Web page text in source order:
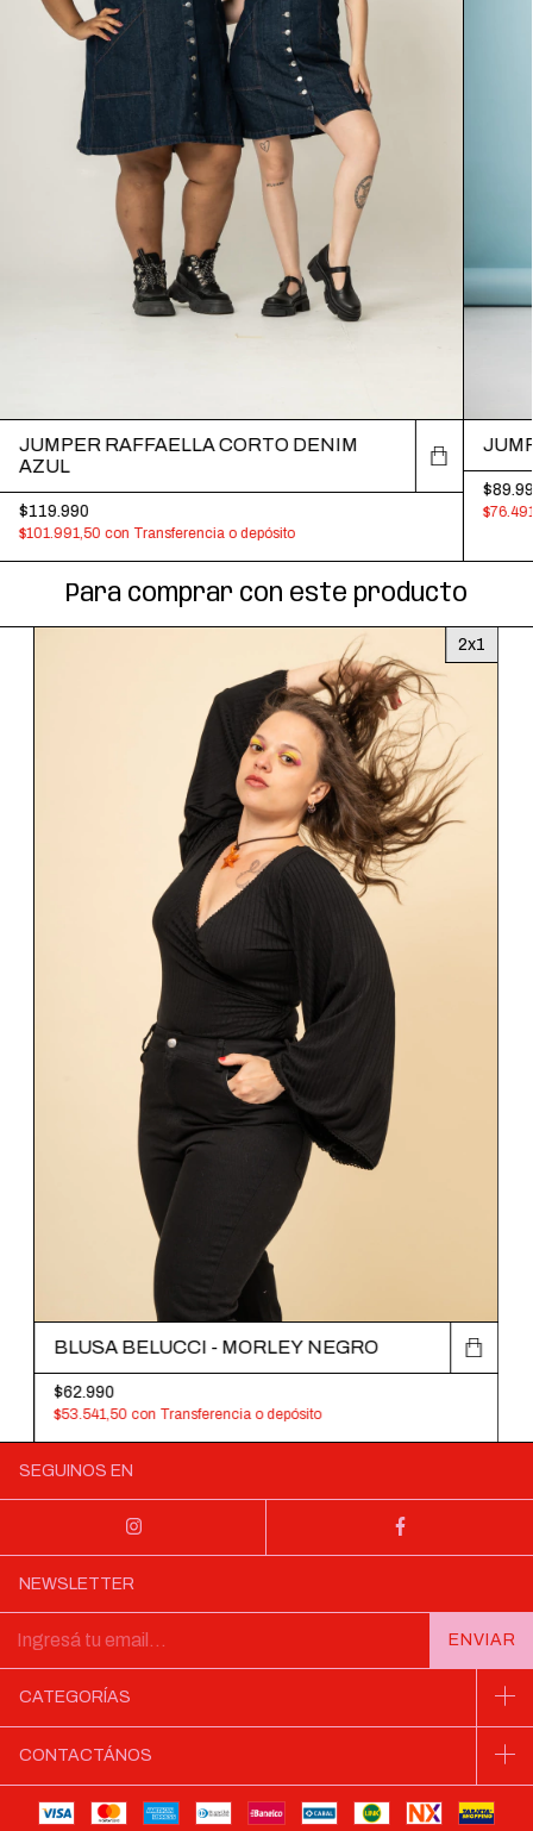
JUMPER RAFFAELLA CORTO DENIM
AZUL
$119.990
$101.991,50 con Transferencia o depósito
Para comprar con este producto
2x1
BLUSA BELUCCI - MORLEY NEGRO
$62.990
$53.541,50 con Transferencia o depósito
SEGUINOS EN
NEWSLETTER
CATEGORÍAS
CONTACTÁNOS